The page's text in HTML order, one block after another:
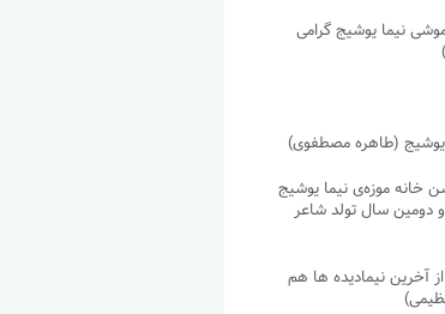
نیما یوشیج گرامی
یوشیج (طاهره مصطفوی)
خانه موزه‌ی نیما یوشیج
سال تولد شاعر
آخرین نیمادیده ها هم